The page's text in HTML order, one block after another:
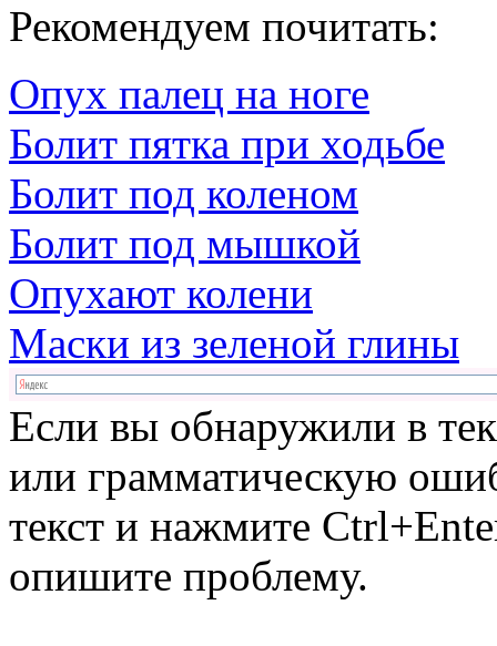
Рекомендуем почитать:
Опух палец на ноге
Болит пятка при ходьбе
Болит под коленом
Болит под мышкой
Опухают колени
Маски из зеленой глины
Если вы обнаружили в
или грамматическую
текст и нажмите
опишите проблему.